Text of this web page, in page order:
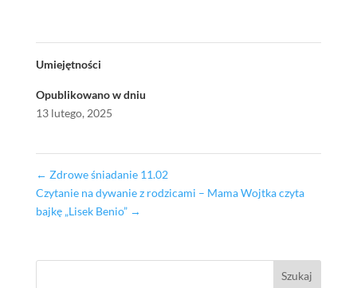
Umiejętności
Opublikowano w dniu
13 lutego, 2025
← Zdrowe śniadanie 11.02
Czytanie na dywanie z rodzicami – Mama Wojtka czyta
bajkę „Lisek Benio” →